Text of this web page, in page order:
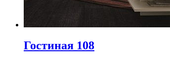
Гостиная 108